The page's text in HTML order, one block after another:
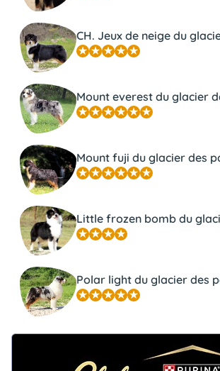
CH. Jeux de neige du
Mount everest du glacier
Mount fuji du glacier des
Little frozen bomb du
Polar light du glacier des